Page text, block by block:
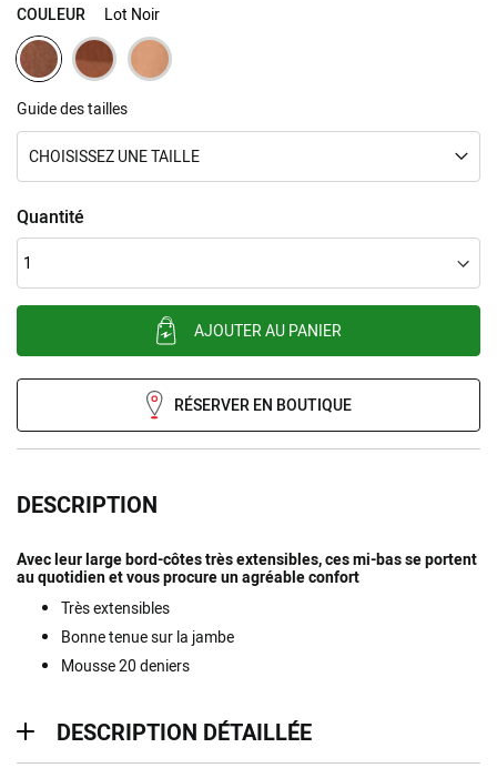
COULEUR Lot Noir
Guide des tailles
CHOISISSEZ UNE TAILLE
Quantité
AJOUTER AU PANIER
RÉSERVER EN BOUTIQUE
DESCRIPTION
Avec leur large bord-côtes très extensibles, ces mi-bas se portent
au quotidien et vous procure un agréable confort
Très extensibles
Bonne tenue sur la jambe
Mousse 20 deniers
DESCRIPTION DÉTAILLÉE